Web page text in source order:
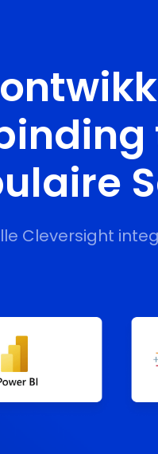
Cleversight